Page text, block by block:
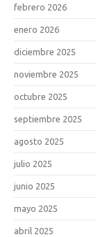
febrero 2026
enero 2026
diciembre 2025
noviembre 2025
octubre 2025
septiembre 2025
agosto 2025
julio 2025
junio 2025
mayo 2025
abril 2025